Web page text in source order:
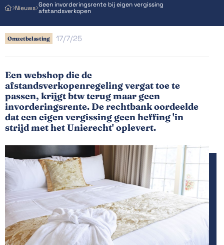
NieuwsGeen invorderingsrente bij eigen vergissing
afstandsverkopen
Omzetbelasting 17/7/25
Een webshop die de
afstandsverkopenregeling vergat toe te
passen, krijgt btw terug maar geen
invorderingsrente. De rechtbank oordeelde
dat een eigen vergissing geen heffing 'in
strijd met het Unierecht' oplevert.